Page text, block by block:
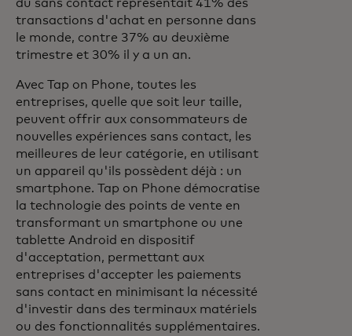
du sans contact représentait 41% des
transactions d'achat en personne dans
le monde, contre 37% au deuxième
trimestre et 30% il y a un an.
Avec Tap on Phone, toutes les
entreprises, quelle que soit leur taille,
peuvent offrir aux consommateurs de
nouvelles expériences sans contact, les
meilleures de leur catégorie, en utilisant
un appareil qu'ils possèdent déjà : un
smartphone. Tap on Phone démocratise
la technologie des points de vente en
transformant un smartphone ou une
tablette Android en dispositif
d'acceptation, permettant aux
entreprises d'accepter les paiements
sans contact en minimisant la nécessité
d'investir dans des terminaux matériels
ou des fonctionnalités supplémentaires.